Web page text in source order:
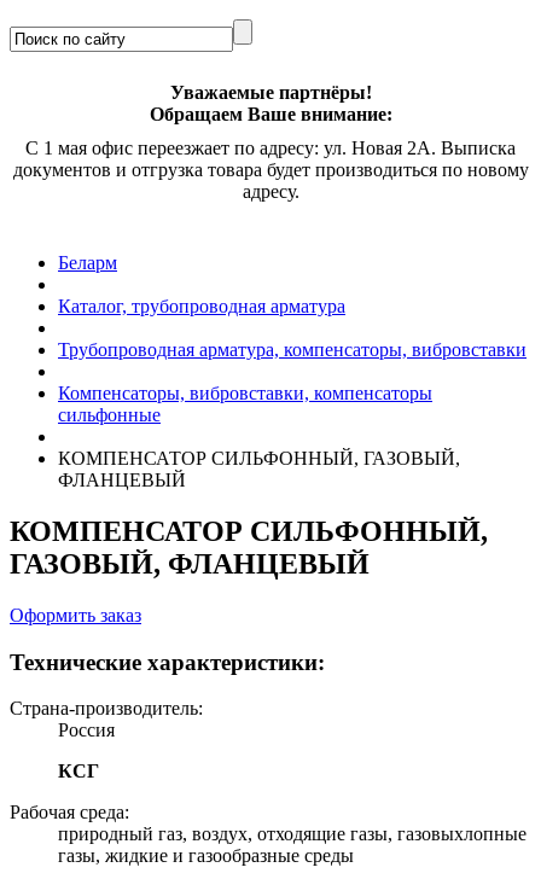
Уважаемые партнёры!
Обращаем Ваше внимание:
С 1 мая офис переезжает по адресу: ул. Новая 2А. Выписка
документов и отгрузка товара будет производиться по новому
адресу.
Беларм
Каталог, трубопроводная арматура
Трубопроводная арматура, компенсаторы, вибровставки
Компенсаторы, вибровставки, компенсаторы
сильфонные
КОМПЕНСАТОР СИЛЬФОННЫЙ, ГАЗОВЫЙ,
ФЛАНЦЕВЫЙ
КОМПЕНСАТОР СИЛЬФОННЫЙ,
ГАЗОВЫЙ, ФЛАНЦЕВЫЙ
Оформить заказ
Технические характеристики:
Страна-производитель:
Россия
КСГ
Рабочая среда:
природный газ, воздух, отходящие газы, газовыхлопные
газы, жидкие и газообразные среды